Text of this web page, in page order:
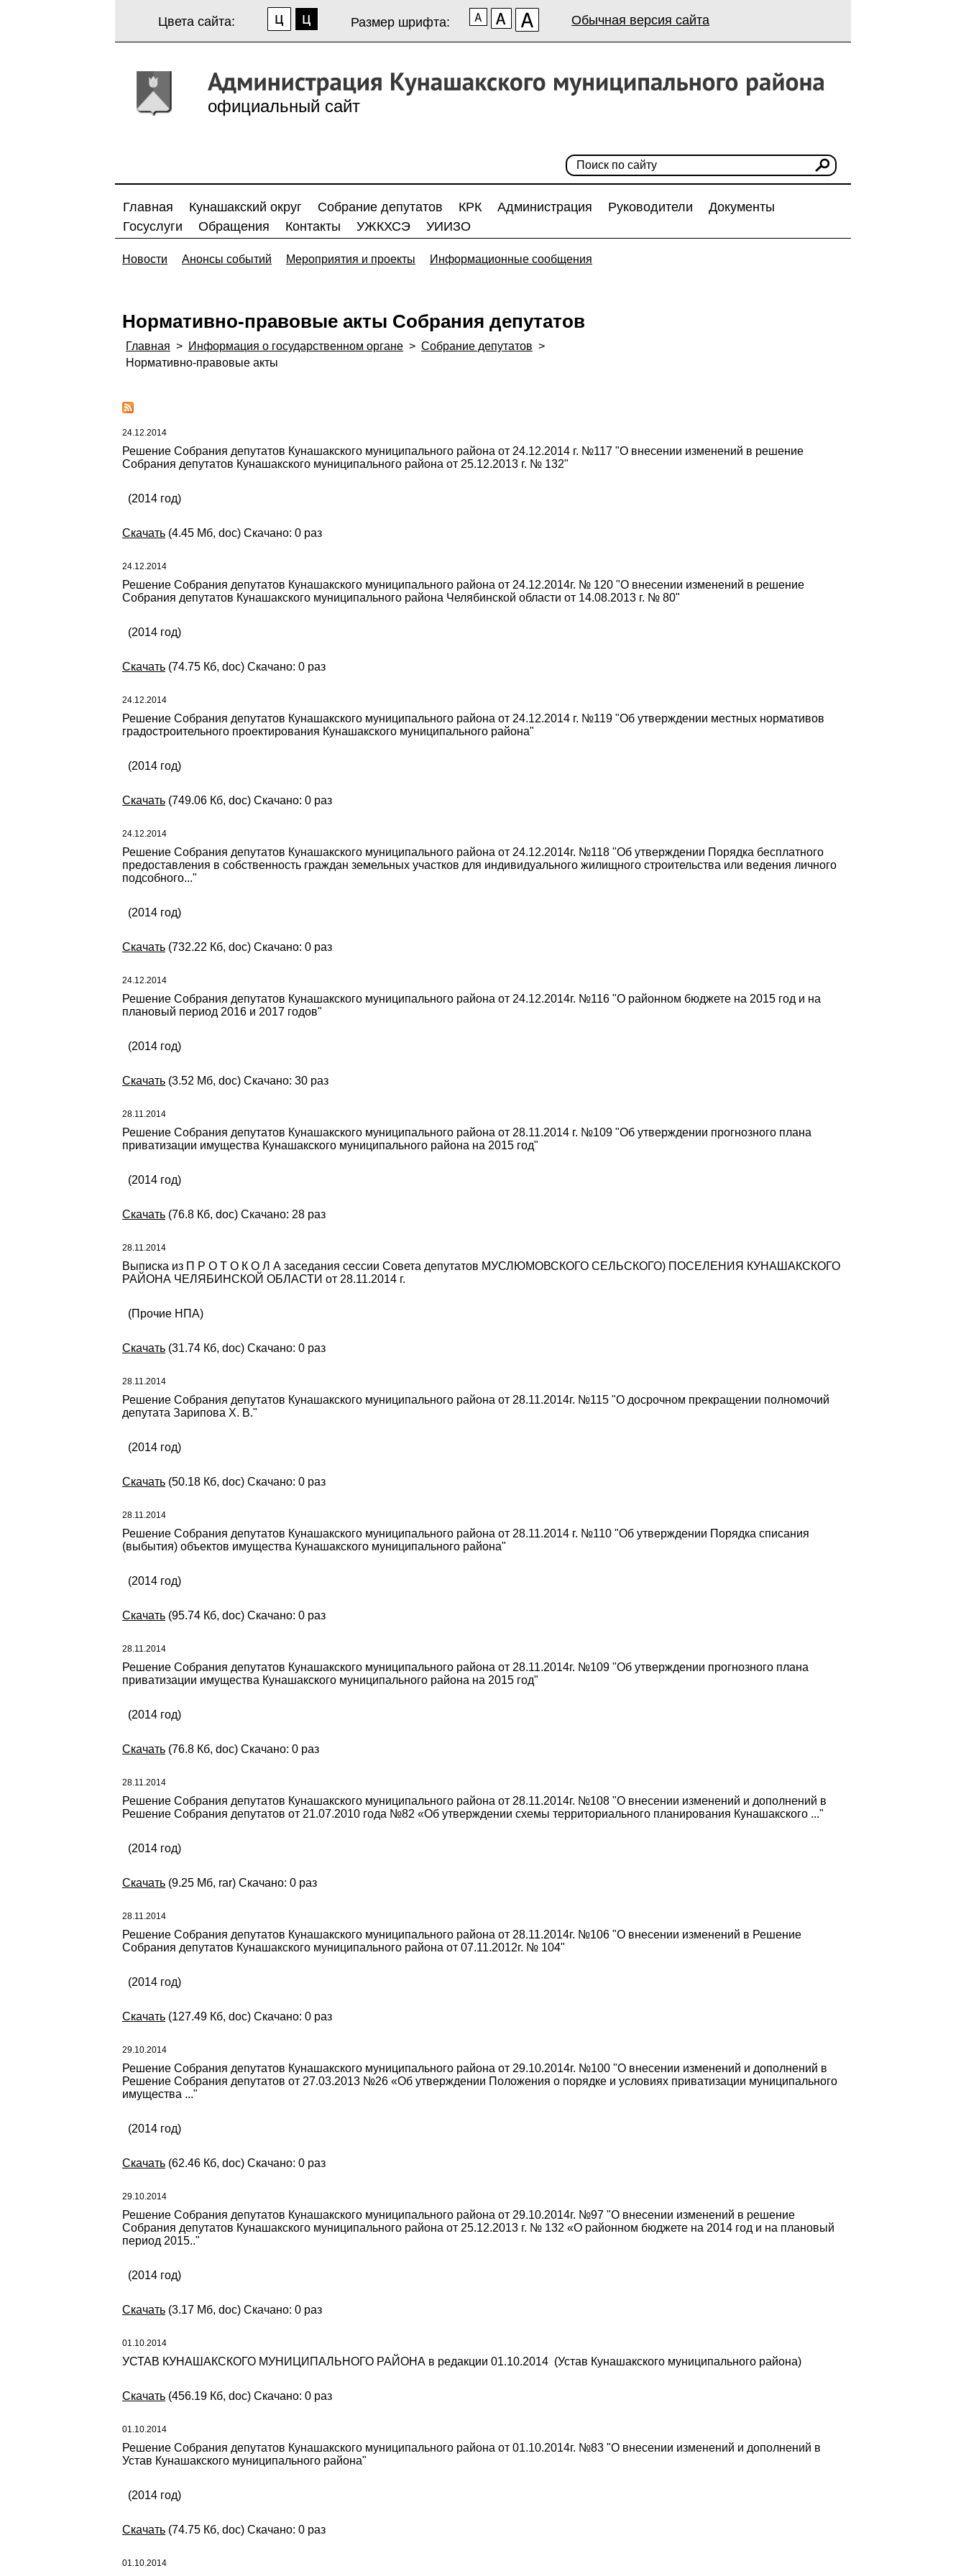
Цвета сайта: Размер шрифта: Обычная версия сайта
официальный сайт
Главная Кунашакский округ Собрание депутатов КРК Администрация Руководители
Документы
Госуслуги
Обращения Контакты УЖКХСЭ УИИЗО
Новости Анонсы событий Мероприятия и проекты Информационные сообщения
Нормативно-правовые акты Собрания депутатов
Главная > Информация о государственном органе > Собрание депутатов >
Нормативно-правовые акты
24.12.2014
Решение Собрания депутатов Кунашакского муниципального района от 24.12.2014 г. №117 "О внесении изменений в решение
Собрания депутатов Кунашакского муниципального района от 25.12.2013 г. № 132"
(2014 год)
Скачать (4.45 Мб, doc) Скачано: 0 раз
24.12.2014
Решение Собрания депутатов Кунашакского муниципального района от 24.12.2014г. № 120 "О внесении изменений в решение
Собрания депутатов Кунашакского муниципального района Челябинской области от 14.08.2013 г. № 80"
(2014 год)
Скачать (74.75 Кб, doc) Скачано: 0 раз
24.12.2014
Решение Собрания депутатов Кунашакского муниципального района от 24.12.2014 г. №119 "Об утверждении местных нормативов
градостроительного проектирования Кунашакского муниципального района"
(2014 год)
Скачать (749.06 Кб, doc) Скачано: 0 раз
24.12.2014
Решение Собрания депутатов Кунашакского муниципального района от 24.12.2014г. №118 "Об утверждении Порядка бесплатного
предоставления в собственность граждан земельных участков для индивидуального жилищного строительства или ведения личного
подсобного..."
(2014 год)
Скачать (732.22 Кб, doc) Скачано: 0 раз
24.12.2014
Решение Собрания депутатов Кунашакского муниципального района от 24.12.2014г. №116 "О районном бюджете на 2015 год и на
плановый период 2016 и 2017 годов"
(2014 год)
Скачать (3.52 Мб, doc) Скачано: 30 раз
28.11.2014
Решение Собрания депутатов Кунашакского муниципального района от 28.11.2014 г. №109 "Об утверждении прогнозного плана
приватизации имущества Кунашакского муниципального района на 2015 год"
(2014 год)
Скачать (76.8 Кб, doc) Скачано: 28 раз
28.11.2014
Выписка из П Р О Т О К О Л А заседания сессии Совета депутатов МУСЛЮМОВСКОГО СЕЛЬСКОГО) ПОСЕЛЕНИЯ КУНАШАКСКОГО
РАЙОНА ЧЕЛЯБИНСКОЙ ОБЛАСТИ от 28.11.2014 г.
(Прочие НПА)
Скачать (31.74 Кб, doc) Скачано: 0 раз
28.11.2014
Решение Собрания депутатов Кунашакского муниципального района от 28.11.2014г. №115 "О досрочном прекращении полномочий
депутата Зарипова Х. В."
(2014 год)
Скачать (50.18 Кб, doc) Скачано: 0 раз
28.11.2014
Решение Собрания депутатов Кунашакского муниципального района от 28.11.2014 г. №110 "Об утверждении Порядка списания
(выбытия) объектов имущества Кунашакского муниципального района"
(2014 год)
Скачать (95.74 Кб, doc) Скачано: 0 раз
28.11.2014
Решение Собрания депутатов Кунашакского муниципального района от 28.11.2014г. №109 "Об утверждении прогнозного плана
приватизации имущества Кунашакского муниципального района на 2015 год"
(2014 год)
Скачать (76.8 Кб, doc) Скачано: 0 раз
28.11.2014
Решение Собрания депутатов Кунашакского муниципального района от 28.11.2014г. №108 "О внесении изменений и дополнений в
Решение Собрания депутатов от 21.07.2010 года №82 «Об утверждении схемы территориального планирования Кунашакского ..."
(2014 год)
Скачать (9.25 Мб, rar) Скачано: 0 раз
28.11.2014
Решение Собрания депутатов Кунашакского муниципального района от 28.11.2014г. №106 "О внесении изменений в Решение
Собрания депутатов Кунашакского муниципального района от 07.11.2012г. № 104"
(2014 год)
Скачать (127.49 Кб, doc) Скачано: 0 раз
29.10.2014
Решение Собрания депутатов Кунашакского муниципального района от 29.10.2014г. №100 "О внесении изменений и дополнений в
Решение Собрания депутатов от 27.03.2013 №26 «Об утверждении Положения о порядке и условиях приватизации муниципального
имущества ..."
(2014 год)
Скачать (62.46 Кб, doc) Скачано: 0 раз
29.10.2014
Решение Собрания депутатов Кунашакского муниципального района от 29.10.2014г. №97 "О внесении изменений в решение
Собрания депутатов Кунашакского муниципального района от 25.12.2013 г. № 132 «О районном бюджете на 2014 год и на плановый
период 2015.."
(2014 год)
Скачать (3.17 Мб, doc) Скачано: 0 раз
01.10.2014
УСТАВ КУНАШАКСКОГО МУНИЦИПАЛЬНОГО РАЙОНА в редакции 01.10.2014 (Устав Кунашакского муниципального района)
Скачать (456.19 Кб, doc) Скачано: 0 раз
01.10.2014
Решение Собрания депутатов Кунашакского муниципального района от 01.10.2014г. №83 "О внесении изменений и дополнений в
Устав Кунашакского муниципального района"
(2014 год)
Скачать (74.75 Кб, doc) Скачано: 0 раз
01.10.2014